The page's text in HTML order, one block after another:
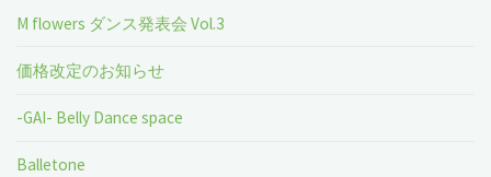
M flowers ダンス発表会 Vol.3
価格改定のお知らせ
-GAI- Belly Dance space
Balletone